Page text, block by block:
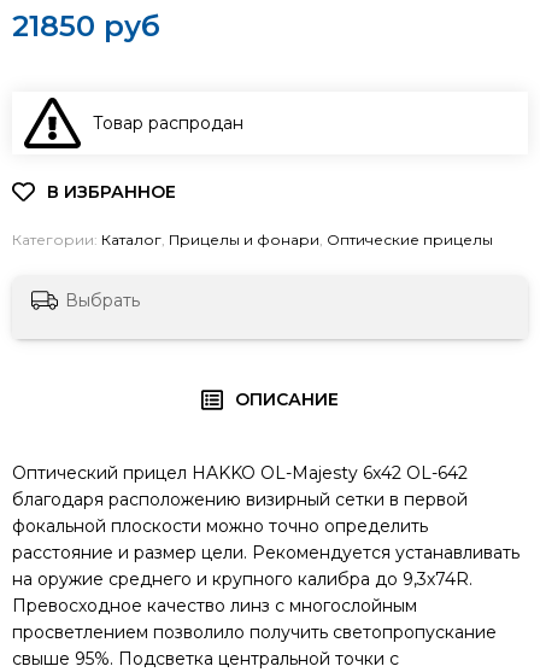
21850 руб
Товар распродан
Категории: Каталог, Прицелы и фонари, Оптические прицелы
Выбрать
ОПИСАНИЕ
Оптический прицел HAKKO OL-Majesty 6x42 OL-642
благодаря расположению визирный сетки в первой
фокальной плоскости можно точно определить
расстояние и размер цели. Рекомендуется устанавливать
на оружие среднего и крупного калибра до 9,3х74R.
Превосходное качество линз с многослойным
просветлением позволило получить светопропускание
свыше 95%. Подcветка центральной точки с